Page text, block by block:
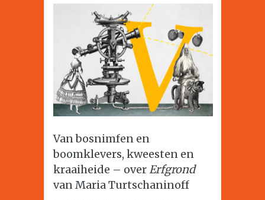
Van bosnimfen en
boomklevers, kweesten en
kraaiheide – overErfgrond
van Maria Turtschaninoff